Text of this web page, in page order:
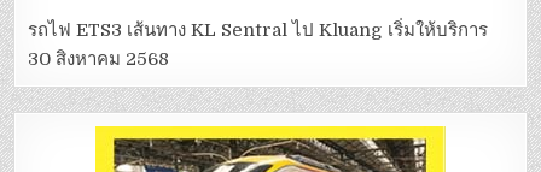
รถไฟ ETS3 เส้นทาง KL Sentral ไป Kluang เริ่มให้บริการ
30 สิงหาคม 2568